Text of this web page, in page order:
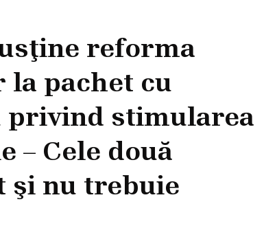
reforma
pachet cu
stimularea
– Cele două
şi nu trebuie